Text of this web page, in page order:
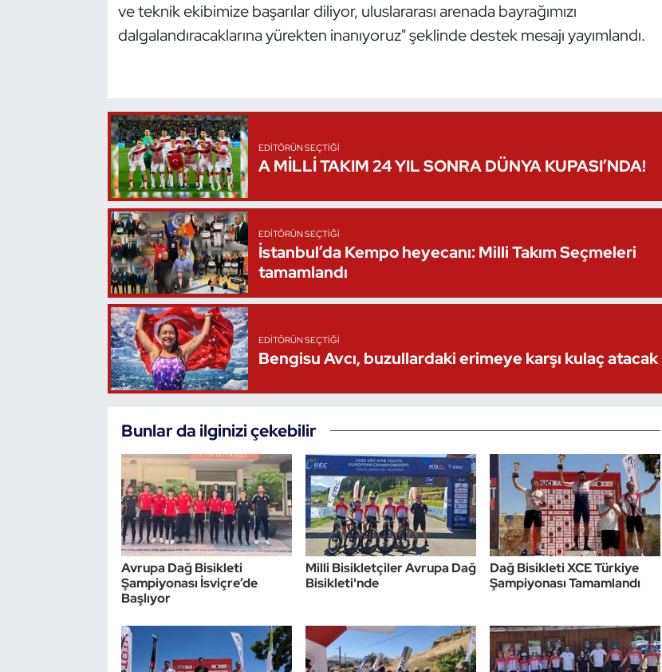
ve teknik ekibimize başarılar diliyor, uluslararası arenada bayrağımızı
dalgalandıracaklarına yürekten inanıyoruz" şeklinde destek mesajı yayımlandı.
EDITÖRÜN SEÇTIĞI
A MİLLİ TAKIM 24 YIL SONRA DÜNYA KUPASI’NDA!
EDITÖRÜN SEÇTIĞI
İstanbul’da Kempo heyecanı: Milli Takım Seçmeleri
tamamlandı
EDITÖRÜN SEÇTIĞI
Bengisu Avcı, buzullardaki erimeye karşı kulaç atacak
Bunlar da ilginizi çekebilir
Avrupa Dağ Bisikleti
Şampiyonası İsviçre’de
Başlıyor
Milli Bisikletçiler Avrupa Dağ
Bisikleti'nde
Dağ Bisikleti XCE Türkiye
Şampiyonası Tamamlandı
Wushu Kungfu